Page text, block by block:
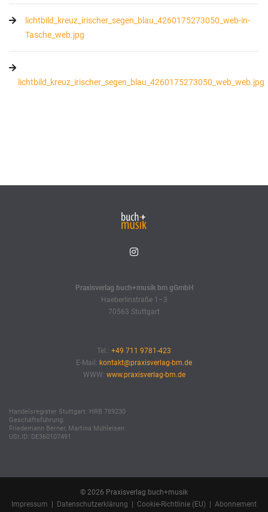
lichtbild_kreuz_irischer_segen_blau_4260175273050_web-in-
Tasche_web.jpg
lichtbild_kreuz_irischer_segen_blau_4260175273050_web_web.jpg
Praxisverlag buch+musik bm gGmbH
Haeberlinstraße 1–3
70563 Stuttgart
Tel.: +49 711 9781-423
E-Mail: kontakt@praxisverlag-bm.de
WWW: www.praxisverlag-bm.de
Handelsregister Stuttgart: HRB 789230
Geschäftsführung:
Friedemann Berner, Martina Mühleisen
USt.ID: DE360107491
© 2026 Praxisverlag buch+musik
Impressum
Datenschutzerklärung Cookie-Richtlinie (EU) Abonnement